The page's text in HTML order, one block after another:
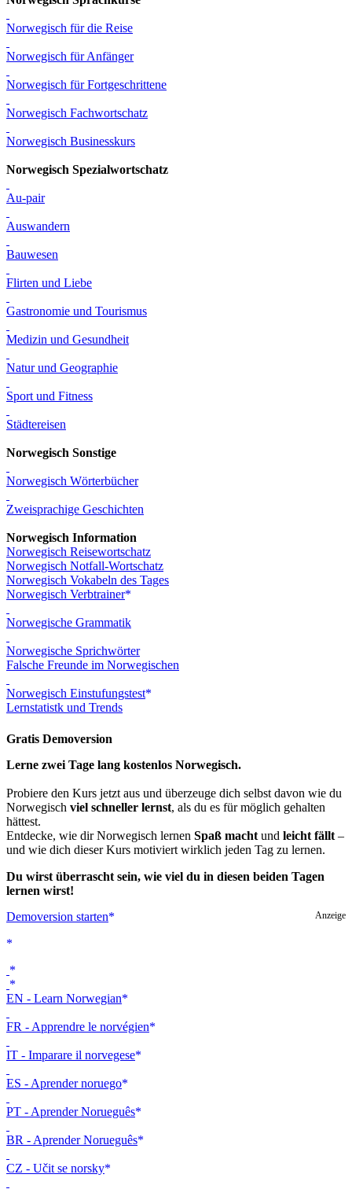
Norwegisch für die Reise
Norwegisch für Anfänger
Norwegisch für Fortgeschrittene
Norwegisch Fachwortschatz
Norwegisch Businesskurs
Norwegisch Spezialwortschatz
Au-pair
Auswandern
Bauwesen
Flirten und Liebe
Gastronomie und Tourismus
Medizin und Gesundheit
Natur und Geographie
Sport und Fitness
Städtereisen
Norwegisch Sonstige
Norwegisch Wörterbücher
Zweisprachige Geschichten
Norwegisch Information
Norwegisch Reisewortschatz
Norwegisch Notfall-Wortschatz
Norwegisch Vokabeln des Tages
Norwegisch Verbtrainer
Norwegische Grammatik
Norwegische Sprichwörter
Falsche Freunde im Norwegischen
Norwegisch Einstufungstest
Lernstatistk und Trends
Gratis Demoversion
Lerne zwei Tage lang kostenlos Norwegisch.
Probiere den Kurs jetzt aus und überzeuge dich selbst davon wie du
Norwegisch viel schneller lernst, als du es für möglich gehalten
hättest.
Entdecke, wie dir Norwegisch lernen Spaß macht und leicht fällt –
und wie dich dieser Kurs motiviert wirklich jeden Tag zu lernen.
Du wirst überrascht sein, wie viel du in diesen beiden Tagen
lernen wirst!
Anzeige
Demoversion starten
EN - Learn Norwegian
FR - Apprendre le norvégien
IT - Imparare il norvegese
ES - Aprender noruego
PT - Aprender Norueguês
BR - Aprender Norueguês
CZ - Učit se norsky